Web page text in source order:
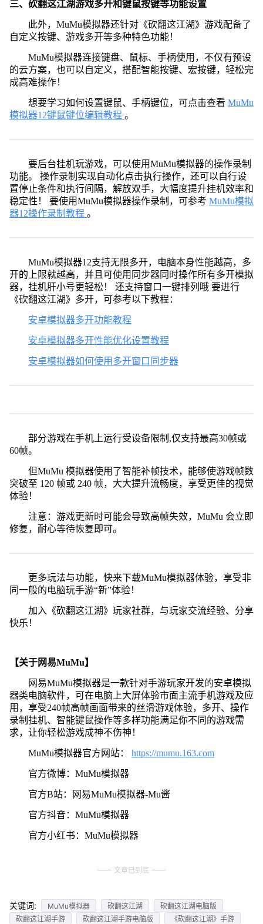
三、砍翻这江湖游戏多开和键鼠按键等功能设置
此外，MuMu模拟器还针对《砍翻这江湖》游戏配备了
自定义按键、游戏多开等多种特色功能！
MuMu模拟器连接键盘、鼠标、手柄使用，不仅有预设
的云方案，也可以自定义，搭配智能按键、宏按键，轻松完
成高难操作！
想要学习如何设置键鼠、手柄键位，可点击查看 MuMu
模拟器12键鼠键位编辑教程 。
要后台挂机玩游戏，可以使用MuMu模拟器的操作录制
功能。 操作录制实现自动化点击执行操作，还可以自行设
置停止条件和执行间隔，解放双手，大幅度提升挂机效率和
稳定性！ 要使用MuMu模拟器操作录制，可参考 MuMu模拟
器12操作录制教程 。
MuMu模拟器12支持无限多开，电脑本身性能越高，多
开的上限就越高，并且可使用同步器同时操作所有多开模拟
器，挂机肝小号更轻松！ 还支持窗口一键排列哦 要进行
《砍翻这江湖》多开，可参考以下教程：
安卓模拟器多开功能教程
安卓模拟器多开性能优化设置教程
安卓模拟器如何使用多开窗口同步器
部分游戏在手机上运行受设备限制,仅支持最高30帧或
60帧。
但MuMu 模拟器使用了智能补帧技术，能够使游戏帧数
突破至 120 帧或 240 帧，大大提升流畅度，享受更佳的视觉
体验！
注意：游戏更新时可能会导致高帧失效，MuMu 会立即
修复，耐心等待恢复即可。
更多玩法与功能，快来下载MuMu模拟器体验，享受非
同一般的电脑玩手游“新”体验！
加入《砍翻这江湖》玩家社群，与玩家交流经验、分享
快乐！
【关于网易MuMu】
网易MuMu模拟器是一款针对手游玩家开发的安卓模拟
器类电脑软件，可在电脑上大屏体验市面主流手机游戏及应
用，享受240帧高帧画面带来的丝滑游戏体验，多开、操作
录制挂机、智能键鼠操作等多样功能满足你不同的游戏需
求，让你轻松游戏成神不伤神！
MuMu模拟器官方网站： https://mumu.163.com
官方微博：MuMu模拟器
官方B站：网易MuMu模拟器-Mu酱
官方抖音：MuMu模拟器
官方小红书：MuMu模拟器
文章已到底
关键词: MuMu模拟器 砍翻这江湖
砍翻这江湖电脑版
砍翻这江湖手游
砍翻这江湖手游电脑版 《砍翻这江湖》手游